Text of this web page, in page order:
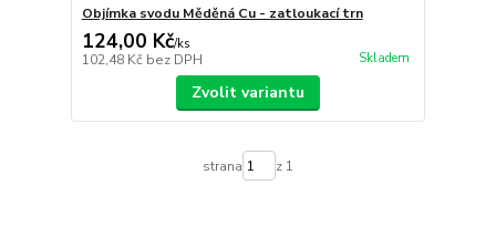
Objímka svodu Měděná Cu - zatloukací trn
124,00 Kč/ks
102,48 Kč bez DPH Skladem
Zvolit variantu
strana z 1